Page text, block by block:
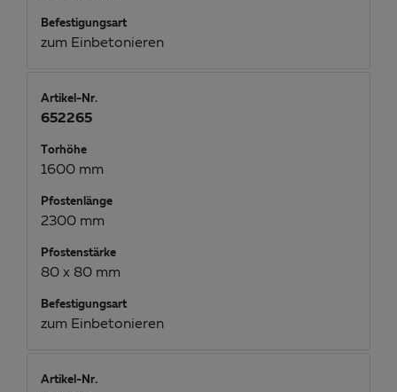
Befestigungsart
zum Einbetonieren
Artikel-Nr.
652265
Torhöhe
1600 mm
Pfostenlänge
2300 mm
Pfostenstärke
80 x 80 mm
Befestigungsart
zum Einbetonieren
Artikel-Nr.